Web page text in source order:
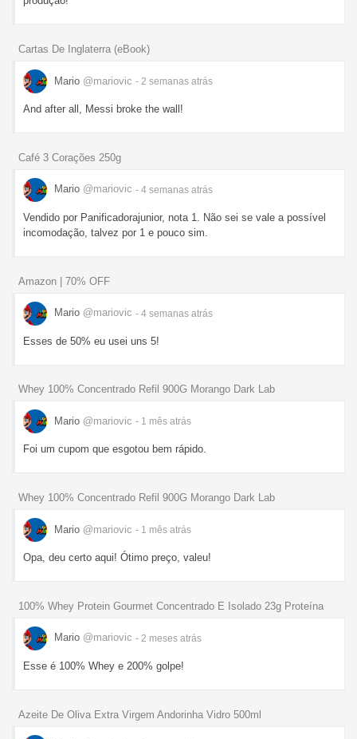
Cartas De Inglaterra (eBook)
Mario @mariovic - 2 semanas atrás
And after all, Messi broke the wall!
Café 3 Corações 250g
Mario @mariovic - 4 semanas atrás
Vendido por Panificadorajunior, nota 1. Não sei se vale a possível
incomodação, talvez por 1 e pouco sim.
Amazon | 70% OFF
Mario @mariovic - 4 semanas atrás
Esses de 50% eu usei uns 5!
Whey 100% Concentrado Refil 900G Morango Dark Lab
Mario @mariovic - 1 mês atrás
Foi um cupom que esgotou bem rápido.
Whey 100% Concentrado Refil 900G Morango Dark Lab
Mario @mariovic - 1 mês atrás
Opa, deu certo aqui! Ótimo preço, valeu!
100% Whey Protein Gourmet Concentrado E Isolado 23g Proteína
Mario @mariovic - 2 meses atrás
Esse é 100% Whey e 200% golpe!
Azeite De Oliva Extra Virgem Andorinha Vidro 500ml